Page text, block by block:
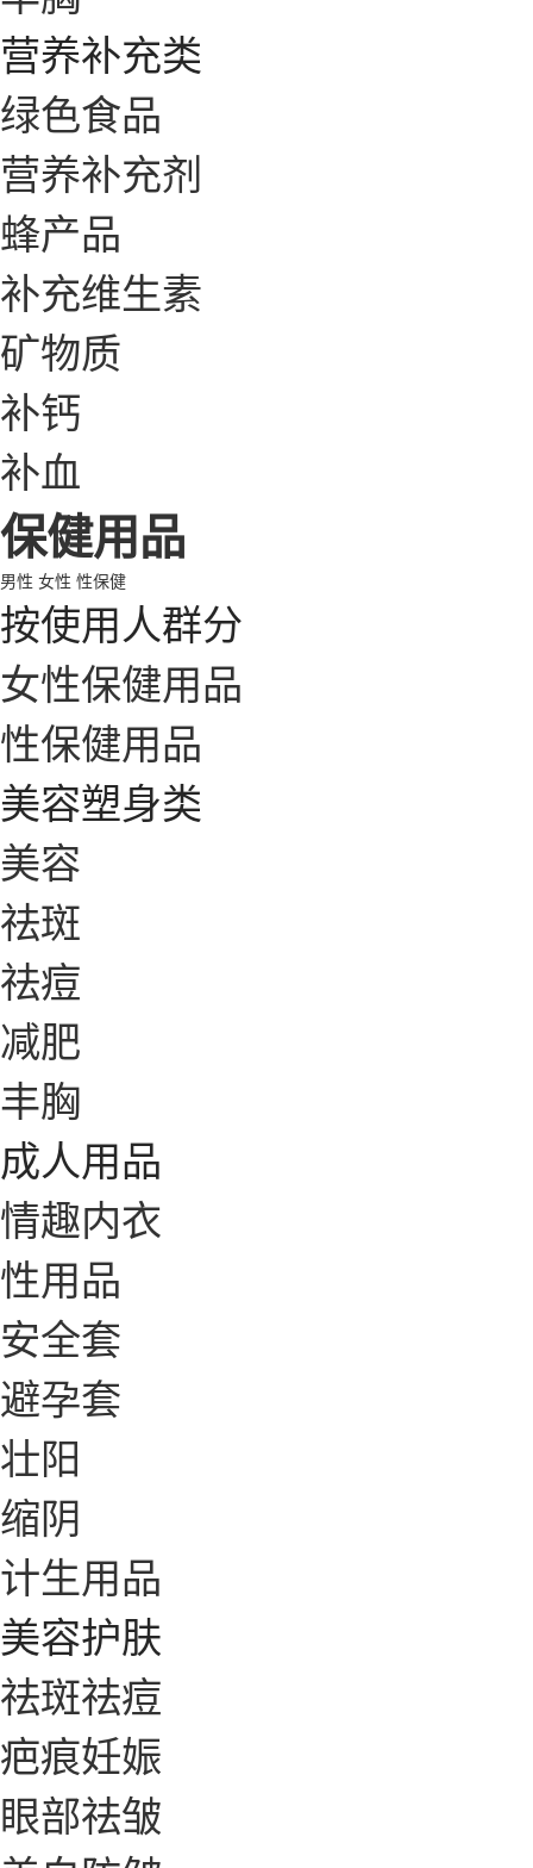
营养补充类
绿色食品
营养补充剂
蜂产品
补充维生素
矿物质
补钙
补血
保健用品
男性 女性 性保健
按使用人群分
女性保健用品
性保健用品
美容塑身类
美容
祛斑
祛痘
减肥
丰胸
成人用品
情趣内衣
性用品
安全套
避孕套
壮阳
缩阴
计生用品
美容护肤
祛斑祛痘
疤痕妊娠
眼部祛皱